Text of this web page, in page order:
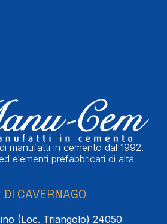
manufatti in cemento dal 1992.
elementi prefabbricati di alta
CAVERNAGO
(Loc. Triangolo) 24050